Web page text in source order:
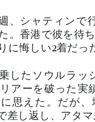
、シャティンで
。香港で彼を待
に悔しい2着だっ
したソウルラッ
アーを破った実
思えた。だが
差し返し、アタ